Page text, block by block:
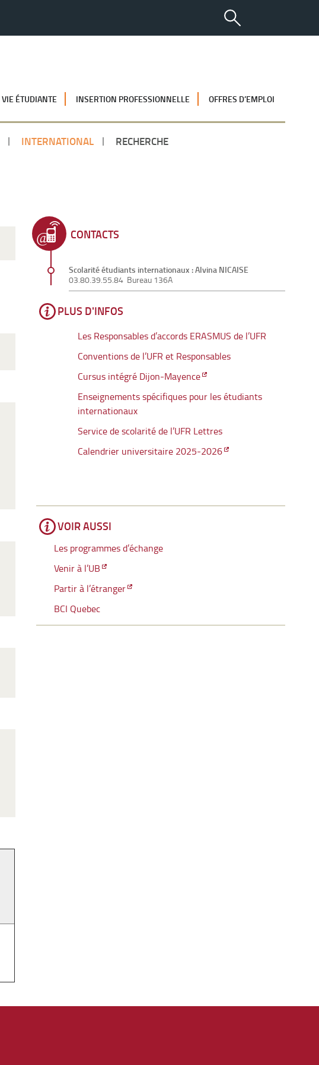
VIE ÉTUDIANTE INSERTION PROFESSIONNELLE OFFRES D’EMPLOI
INTERNATIONAL RECHERCHE
CONTACTS
Scolaritéétudiants internationaux :Alvina NICAISE
03.80.39.55.84 Bureau 136A
PLUS D'INFOS
Les Responsables d’accords ERASMUS de l’UFR
Conventions de l’UFR et Responsables
Cursus intégré Dijon-Mayence
Enseignements spécifiques pour les étudiants
internationaux
Service de scolarité de l’UFR Lettres
Calendrier universitaire 2025-2026
VOIR AUSSI
Les programmes d’échange
Venir à l’UB
Partir à l’étranger
BCI Quebec